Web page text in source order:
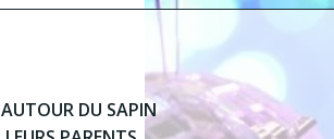
DU SAPIN